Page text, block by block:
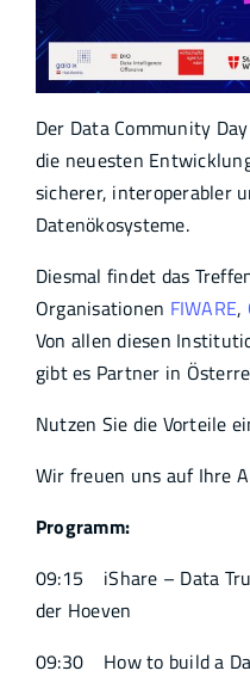
Der Data Community
die neuesten
sicherer, interoperabler
Datenökosysteme.
Diesmal findet das
Organisationen FIWARE,
Von allen diesen
gibt es Partner in
Nutzen Sie die Vorteile
Wir freuen uns auf Ihre
Programm:
09:15 iShare – Data
der Hoeven
09:30 How to build a